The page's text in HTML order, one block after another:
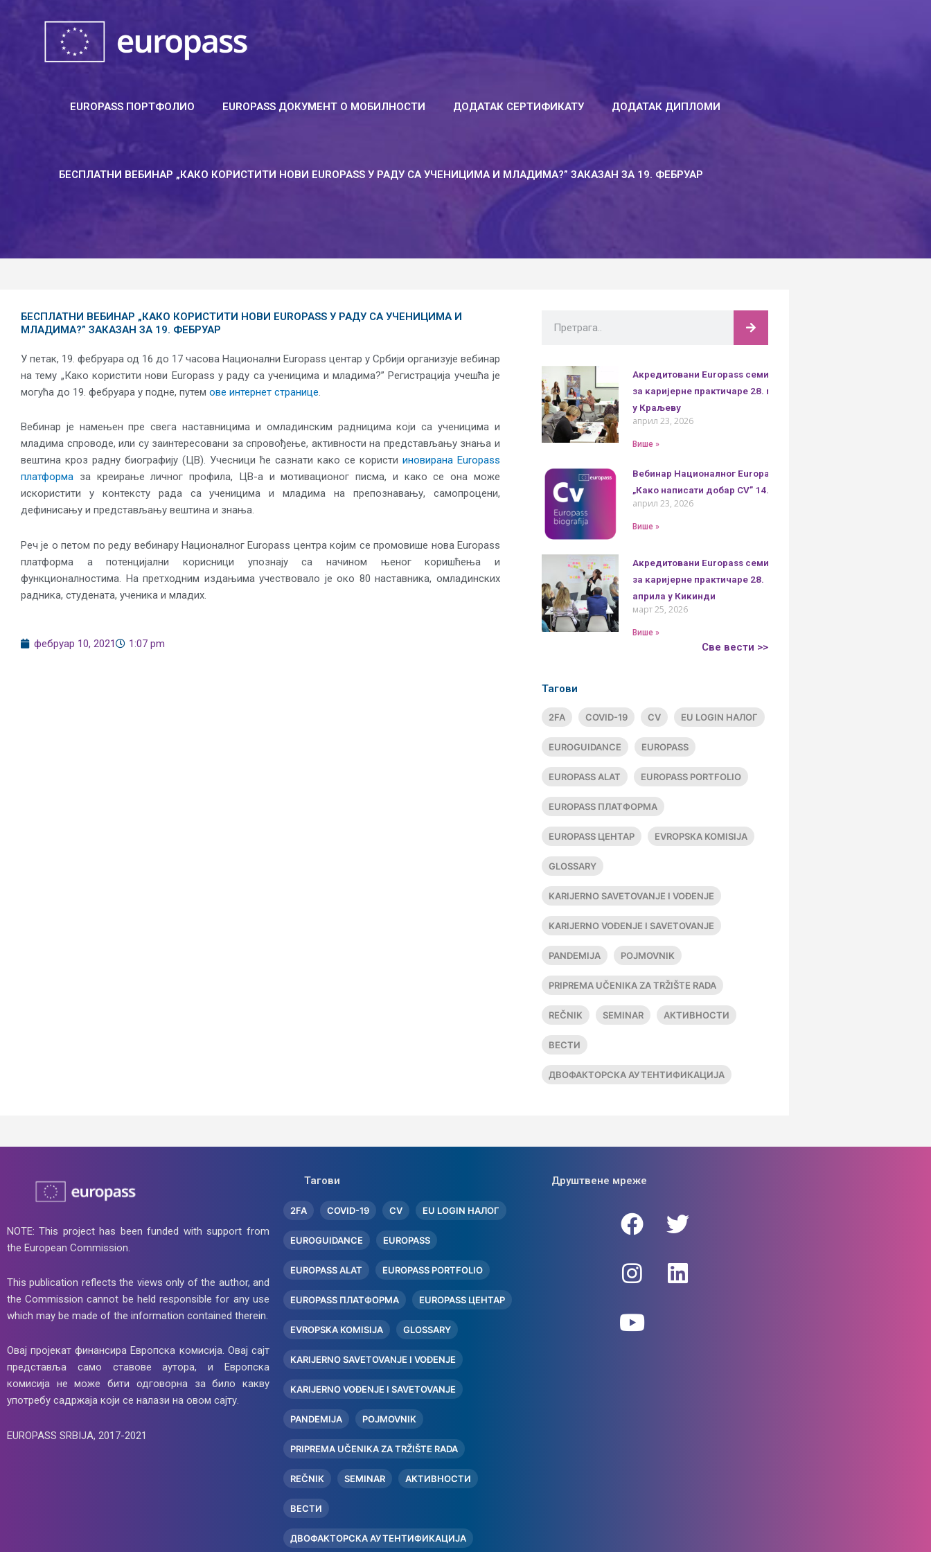
EUROPASS ПОРТФОЛИО EUROPASS ДОКУМЕНТ О МОБИЛНОСТИ ДОДАТАК СЕРТИФИКАТУ ДОДАТАК ДИПЛОМИ
БЕСПЛАТНИ ВЕБИНАР „КАКО КОРИСТИТИ НОВИ EUROPASS У РАДУ СА УЧЕНИЦИМА И МЛАДИМА?” ЗАКАЗАН ЗА 19. ФЕБРУАР
БЕСПЛАТНИ ВЕБИНАР „КАКО КОРИСТИТИ НОВИ EUROPASS У РАДУ СА УЧЕНИЦИМА И
МЛАДИМА?” ЗАКАЗАН ЗА 19. ФЕБРУАР
У петак, 19. фебруара од 16 до 17 часова Национални Europass центар у Србији организује вебинар
на тему „Како користити нови Europass у раду са ученицима и младима?” Регистрација учешћа је
могућа до 19. фебруара у подне, путем ове интернет странице.
Вебинар је намењен пре свега наставницима и омладинским радницима који са ученицима и
младима спроводе, или су заинтересовани за спровођење, активности на представљању знања и
вештина кроз радну биографију (ЦВ). Учесници ће сазнати како се користи иновирана Europass
платформа за креирање личног профила, ЦВ-а и мотивационог писма, и како се она може
искористити у контексту рада са ученицима и младима на препознавању, самопроцени,
дефинисању и представљању вештина и знања.
Реч је о петом по реду вебинару Националног Europass центра којим се промовише нова Europass
платформа а потенцијални корисници упознају са начином њеног коришћења и
функционалностима. На претходним издањима учествовало је око 80 наставника, омладинских
радника, студената, ученика и младих.
фебруар 10, 2021 1:07 pm
Акредитовани Europass семинар
за каријерне практичаре 28. маја
у Краљеву
април 23, 2026
Више »
Вебинар Националног Europass центра
„Како написати добар CV” 14. маја
април 23, 2026
Више »
Акредитовани Europass семинар
за каријерне практичаре 28.
априла у Кикинди
март 25, 2026
Више »
Све вести >>
Тагови
2FA COVID-19 CV EU LOGIN НАЛОГ
EUROGUIDANCE EUROPASS
EUROPASS ALAT EUROPASS PORTFOLIO
EUROPASS ПЛАТФОРМА
EUROPASS ЦЕНТАР EVROPSKA KOMISIJA
GLOSSARY
KARIJERNO SAVETOVANJE I VOĐENJE
KARIJERNO VOĐENJE I SAVETOVANJE
PANDEMIJA POJMOVNIK
PRIPREMA UČENIKA ZA TRŽIŠTE RADA
REČNIK SEMINAR АКТИВНОСТИ
ВЕСТИ
ДВОФАКТОРСКА АУТЕНТИФИКАЦИЈА
NOTE: This project has been funded with support from
the European Commission.
This publication reflects the views only of the author, and
the Commission cannot be held responsible for any use
which may be made of the information contained therein.
Овај пројекат финансира Европска комисија. Овај сајт
представља само ставове аутора, и Европска
комисија не може бити одговорна за било какву
употребу садржаја који се налази на овом сајту.
EUROPASS SRBIJA, 2017-2021
Тагови
2FA COVID-19 CV EU LOGIN НАЛОГ
EUROGUIDANCE EUROPASS
EUROPASS ALAT EUROPASS PORTFOLIO
EUROPASS ПЛАТФОРМА EUROPASS ЦЕНТАР
EVROPSKA KOMISIJA GLOSSARY
KARIJERNO SAVETOVANJE I VOĐENJE
KARIJERNO VOĐENJE I SAVETOVANJE
PANDEMIJA POJMOVNIK
PRIPREMA UČENIKA ZA TRŽIŠTE RADA
REČNIK SEMINAR АКТИВНОСТИ
ВЕСТИ
ДВОФАКТОРСКА АУТЕНТИФИКАЦИЈА
Друштвене мреже
Facebook
Twitter
Instagram
Linkedin
Youtube